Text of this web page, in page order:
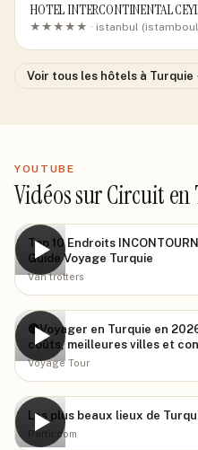
HOTEL INTERCONTINENTAL
★★★★★ · istanbul
Voir tous les hôtels à Turquie
YOUTUBE
Vidéos sur Circuit
▶
Top 10 Endroits
Guide Voyage Turquie
Van trotters
▶
🔴Voyager en Turquie en 2026 guide complet
coûts, meilleures villes et
Voyage Tour
▶
Les plus beaux lieux de
Partir.com